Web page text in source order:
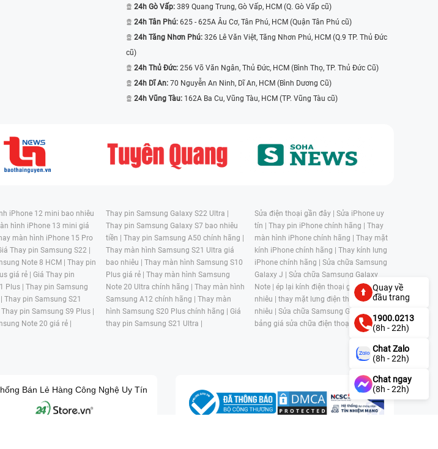
24h Gò Vấp: 389 Quang Trung, Gò Vấp, HCM (Q. Gò Vấp cũ)
24h Tân Phú: 625 - 625A Âu Cơ, Tân Phú, HCM (Quận Tân Phú cũ)
24h Tăng Nhơn Phú: 326 Lê Văn Việt, Tăng Nhơn Phú, HCM (Q.9 TP. Thủ Đức
cũ)
24h Thủ Đức: 256 Võ Văn Ngân, Thủ Đức, HCM (Bình Thọ, TP. Thủ Đức Cũ)
24h Dĩ An: 70 Nguyễn An Ninh, Dĩ An, HCM (Bình Dương Cũ)
24h Vũng Tàu: 162A Ba Cu, Vũng Tàu, HCM (TP. Vũng Tàu cũ)
iPhone 12 mini bao nhiêu
hình iPhone 13 mini giá
màn hình iPhone 15 Pro
Thay pin Samsung S22 |
Note 8 HCM | Thay pin
giá rẻ | Giá Thay pin
Plus | Thay pin Samsung
Thay pin Samsung S21
Thay pin Samsung S9 Plus |
Note 20 giá rẻ |
Thay pin Samsung Galaxy S22 Ultra |
Thay pin Samsung Galaxy S7 bao nhiêu
tiền | Thay pin Samsung A50 chính hãng |
Thay màn hình Samsung S21 Ultra giá
bao nhiêu | Thay màn hình Samsung S10
Plus giá rẻ | Thay màn hình Samsung
Note 20 Ultra chính hãng | Thay màn hình
Samsung A12 chính hãng | Thay màn
hình Samsung S20 Plus chính hãng | Giá
thay pin Samsung S21 Ultra |
Sửa điện thoại gần đây | Sửa iPhone uy
tín | Thay pin iPhone chính hãng | Thay
màn hình iPhone chính hãng | Thay mặt
kính iPhone chính hãng | Thay kính lưng
iPhone chính hãng | Sửa chữa Samsung
Galaxy J | Sửa chữa Samsung Galaxy
Note | ép lại kính điện thoại giá bao
nhiêu | thay mặt lưng điện thoại giá bao
nhiêu | Sửa chữa Samsung Galaxy S |
bảng giá sửa chữa điện thoại samsung |
Bán Lẻ Hàng Công Nghệ Uy Tín
Quay về
đầu trang
1900.0213
(8h - 22h)
Chat Zalo
(8h - 22h)
Chat ngay
(8h - 22h)